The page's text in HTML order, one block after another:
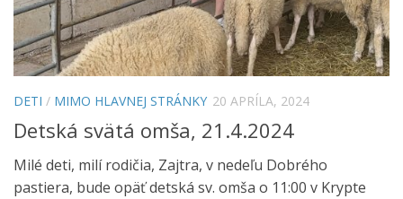
DETI / MIMO HLAVNEJ STRÁNKY 20 APRÍLA, 2024
Detská svätá omša, 21.4.2024
Milé deti, milí rodičia, Zajtra, v nedeľu Dobrého
pastiera, bude opäť detská sv. omša o 11:00 v Krypte